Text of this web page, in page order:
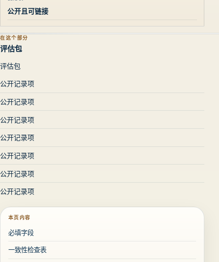
公开且可链接
在这个部分
评估包
评估包
公开记录项
公开记录项
公开记录项
公开记录项
公开记录项
公开记录项
公开记录项
本页内容
必填字段
一致性检查表